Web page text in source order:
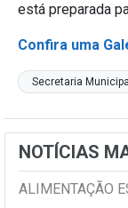
está preparada
Confira uma
Secretaria
NOTÍCIAS
ALIMENTAÇÃO